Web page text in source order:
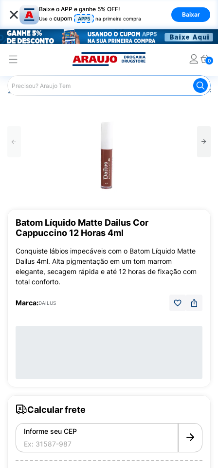
× Baixe o APP e ganhe 5% OFF!
Use o cupom APP5 na primeira compra
Baixar
0
Araujo Maquiagem Batom
Batom Líquido Matte Dailus Cor
Cappuccino 12 Horas 4ml
Conquiste lábios impecáveis com o Batom Líquido Matte
Dailus 4ml. Alta pigmentação em um tom marrom
elegante, secagem rápida e até 12 horas de fixação com
total conforto.
Marca:DAILUS
Calcular frete
Informe seu CEP